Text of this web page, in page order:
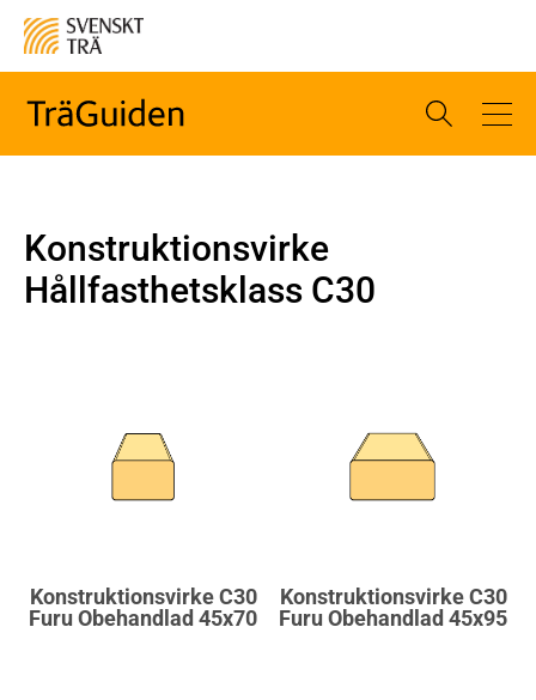
Konstruktionsvirke
Hållfasthetsklass C30
Konstruktionsvirke C30
Furu Obehandlad 45x70
Konstruktionsvirke C30
Furu Obehandlad 45x95